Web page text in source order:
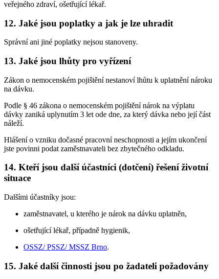
veřejného zdraví, ošetřující lékař.
12. Jaké jsou poplatky a jak je lze uhradit
Správní ani jiné poplatky nejsou stanoveny.
13. Jaké jsou lhůty pro vyřízení
Zákon o nemocenském pojištění nestanoví lhůtu k uplatnění nároku
na dávku.
Podle § 46 zákona o nemocenském pojištění nárok na výplatu
dávky zaniká uplynutím 3 let ode dne, za který dávka nebo její část
náleží.
Hlášení o vzniku dočasné pracovní neschopnosti a jejím ukončení
jste povinni podat zaměstnavateli bez zbytečného odkladu.
14. Kteří jsou další účastníci (dotčení) řešení životní
situace
Dalšími účastníky jsou:
zaměstnavatel, u kterého je nárok na dávku uplatněn,
ošetřující lékař, případně hygienik,
OSSZ/ PSSZ/ MSSZ Brno.
15. Jaké další činnosti jsou po žadateli požadovány